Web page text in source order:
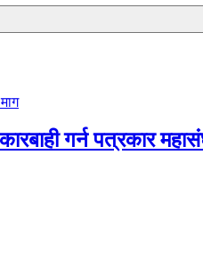
गर्न पत्रकार